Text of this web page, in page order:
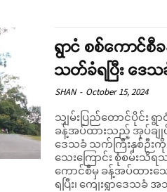
ရွာငံ စစ်ကောင်စီ
သတ်ခံရပြီး ဒေသ
SHAN - October 15, 2024
သျှမ်းပြည်တောင်ပိုင်း
ခန့်အပ်ထားသည့် အုပ်ချုပ်
ဒေသခံ သက်ကြီးနှစ်ဉီးကို
သေးကြောင်း စုံစမ်းသိရသည်။ ပြီးခဲ့သည့် အောက်တိုဘာ ၁
ကောင်စီမှ ခန့်အပ်ထားသ
ရပြီး၊ ကျေးရွာဒေသခံ